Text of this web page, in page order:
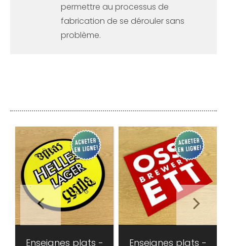
permettre au processus de
fabrication de se dérouler sans
problème.
Enseignes plats -
Enseignes plats -